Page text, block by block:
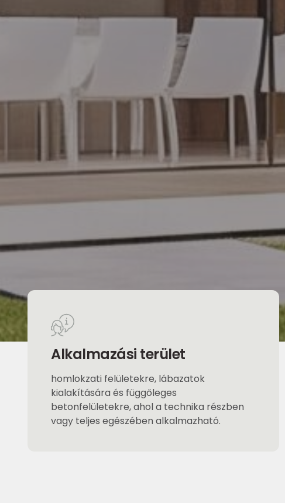
Alkalmazási terület
homlokzati felületekre, lábazatok
kialakítására és függőleges
betonfelületekre, ahol a technika részben
vagy teljes egészében alkalmazható.